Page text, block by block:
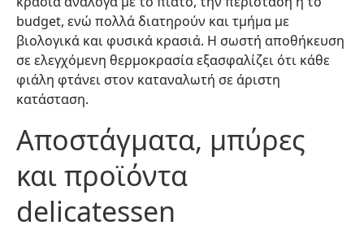
budget, ενώ πολλά διατηρούν και τμήμα με
βιολογικά και φυσικά κρασιά. Η σωστή αποθήκευση
σε ελεγχόμενη θερμοκρασία εξασφαλίζει ότι κάθε
φιάλη φτάνει στον καταναλωτή σε άριστη
κατάσταση.
Αποστάγματα, μπύρες
και προϊόντα
delicatessen